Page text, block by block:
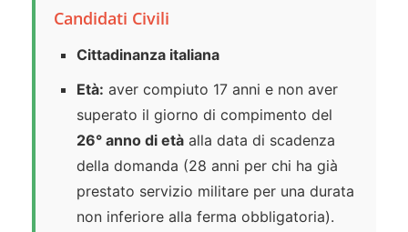
Candidati Civili
Cittadinanza italiana
Età: aver compiuto 17 anni e non aver
superato il giorno di compimento del
26° anno di età alla data di scadenza
della domanda (28 anni per chi ha già
prestato servizio militare per una durata
non inferiore alla ferma obbligatoria).